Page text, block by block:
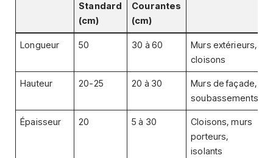
Standard
(cm)
Courantes
(cm)
Longueur 50 30 à 60
Murs extérieurs,
cloisons
Hauteur 20-25 20 à 30
Murs de façade,
soubassements
Épaisseur 20 5 à 30
Cloisons, murs
porteurs,
isolants